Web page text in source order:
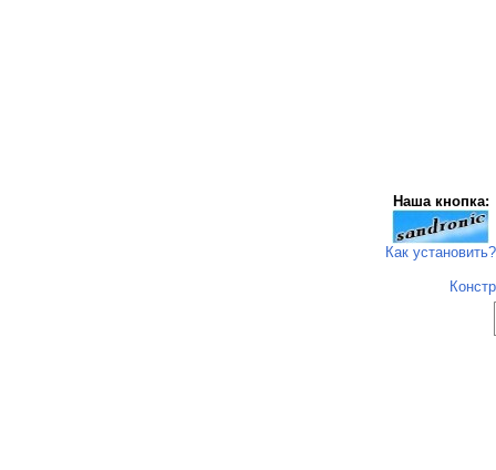
Наша кнопка:
Как установить?